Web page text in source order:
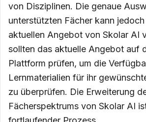
von Disziplinen. Die genaue
unterstützten Fächer kann
aktuellen Angebot von Skolar AI
sollten das aktuelle Angebot auf
Plattform prüfen, um die
Lernmaterialien für ihr
zu überprüfen. Die Erweiterung
Fächerspektrums von Skolar AI